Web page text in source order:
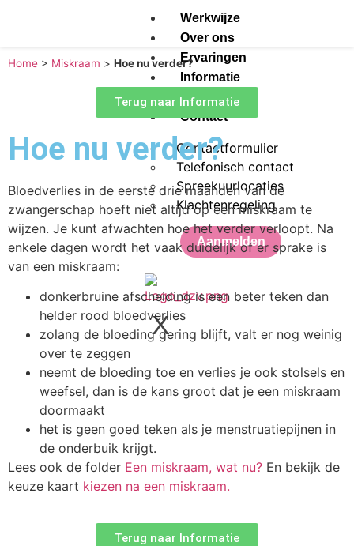
Werkwijze
Over ons
Ervaringen
Informatie
Agenda
Contact
Contactformulier
Telefonisch contact
Spreekuurlocaties
Klachtenregeling
Aanmelden
X
Home > Miskraam > Hoe nu verder?
Terug naar Informatie
Hoe nu verder?
Bloedverlies in de eerste drie maanden van de
zwangerschap hoeft niet altijd op een miskraam te
wijzen. Je kunt afwachten hoe het verder verloopt. Na
enkele dagen wordt het vaak duidelijk of er sprake is
van een miskraam:
donkerbruine afscheiding is een beter teken dan
helder rood bloedverlies
zolang de bloeding gering blijft, valt er nog weinig
over te zeggen
neemt de bloeding toe en verlies je ook stolsels en
weefsel, dan is de kans groot dat je een miskraam
doormaakt
het is geen goed teken als je menstruatiepijnen in
de onderbuik krijgt.
Lees ook de folder Een miskraam, wat nu? En bekijk de
keuze kaart kiezen na een miskraam.
Terug naar Informatie